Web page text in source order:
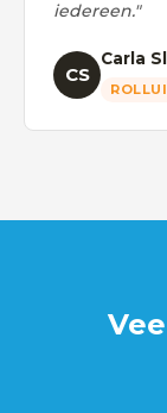
iedereen."
CS
Carla